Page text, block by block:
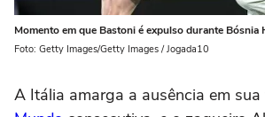
Momento em que Bastoni é expulso durante Bósnia
Foto: Getty Images/Getty Images / Jogada10
A Itália amarga a ausência em sua